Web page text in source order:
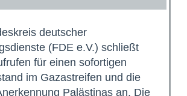
deutscher
(FDE e.V.) schließt
für einen sofortigen
im Gazastreifen und die
Palästinas an. Die